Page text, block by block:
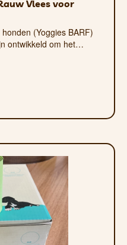
Vlees voor
(Yoggies BARF)
ontwikkeld om het…